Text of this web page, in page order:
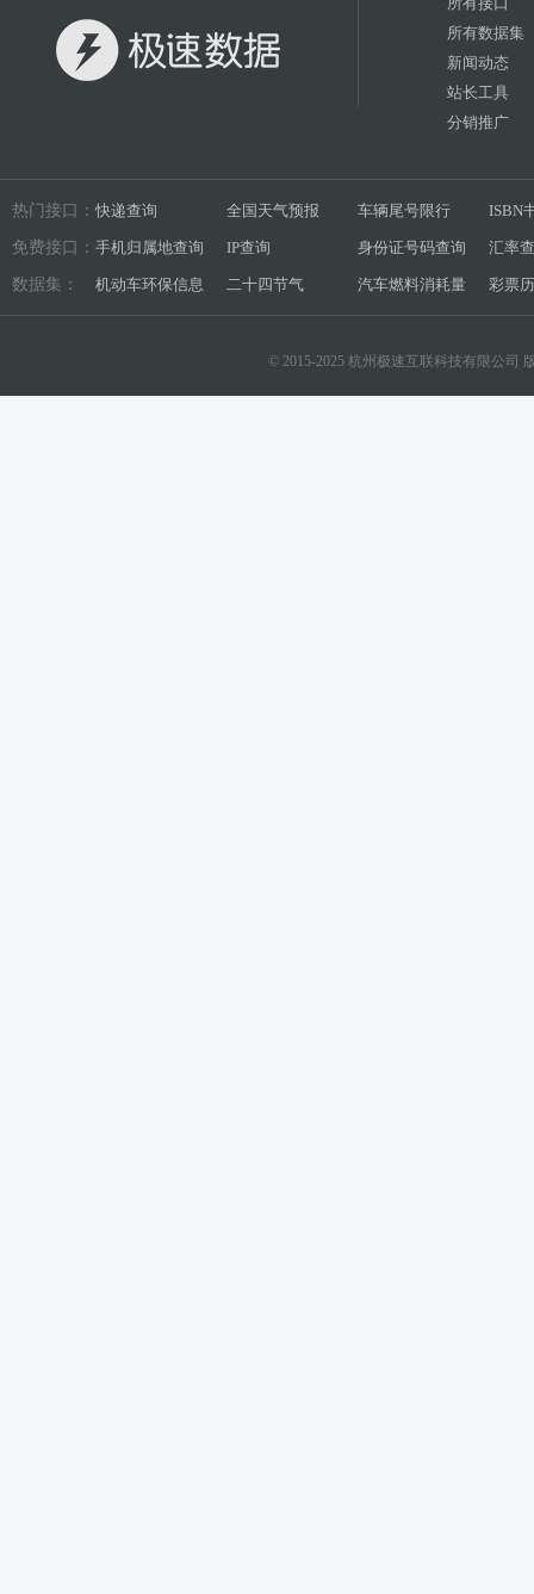
所有数据集
新闻动态
站长工具
分销推广
热门接口： 快递查询 全国天气预报 车辆尾号限行 ISBN
免费接口： 手机归属地查询 IP查询 身份证号码查询 汇率
数据集： 机动车环保信息 二十四节气 汽车燃料消耗量 彩票
© 2015-2025 杭州极速互联科技有限公司